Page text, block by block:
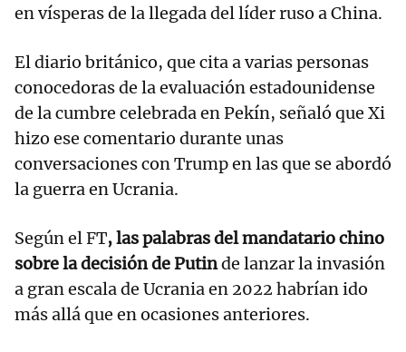
en vísperas de la llegada del líder ruso a China.
El diario británico, que cita a varias personas
conocedoras de la evaluación estadounidense
de la cumbre celebrada en Pekín, señaló que Xi
hizo ese comentario durante unas
conversaciones con Trump en las que se abordó
la guerra en Ucrania.
Según el FT, las palabras del mandatario chino
sobre la decisión de Putinde lanzar la invasión
a gran escala de Ucrania en 2022 habrían ido
más allá que en ocasiones anteriores.